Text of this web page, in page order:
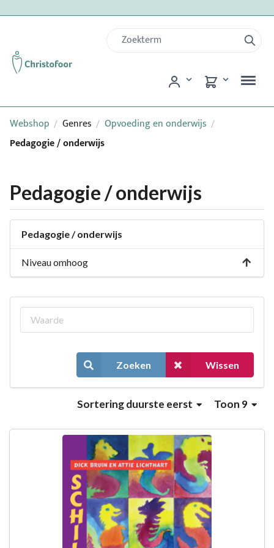
Webshop / Genres / Opvoeding en onderwijs /
Pedagogie / onderwijs
Pedagogie / onderwijs
Pedagogie / onderwijs
Niveau omhoog
Zoeken Wissen
Toon 9
Sorteringduurste eerst